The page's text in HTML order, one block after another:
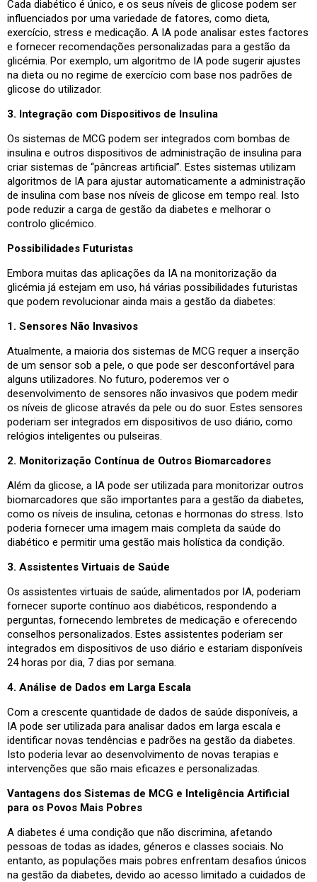
Cada diabético é único, e os seus níveis de glicose podem ser
influenciados por uma variedade de fatores, como dieta,
exercício, stress e medicação. A IA pode analisar estes factores
e fornecer recomendações personalizadas para a gestão da
glicémia. Por exemplo, um algoritmo de IA pode sugerir ajustes
na dieta ou no regime de exercício com base nos padrões de
glicose do utilizador.
3. Integração com Dispositivos de Insulina
Os sistemas de MCG podem ser integrados com bombas de
insulina e outros dispositivos de administração de insulina para
criar sistemas de “pâncreas artificial”. Estes sistemas utilizam
algoritmos de IA para ajustar automaticamente a administração
de insulina com base nos níveis de glicose em tempo real. Isto
pode reduzir a carga de gestão da diabetes e melhorar o
controlo glicémico.
Possibilidades Futuristas
Embora muitas das aplicações da IA na monitorização da
glicémia já estejam em uso, há várias possibilidades futuristas
que podem revolucionar ainda mais a gestão da diabetes:
1. Sensores Não Invasivos
Atualmente, a maioria dos sistemas de MCG requer a inserção
de um sensor sob a pele, o que pode ser desconfortável para
alguns utilizadores. No futuro, poderemos ver o
desenvolvimento de sensores não invasivos que podem medir
os níveis de glicose através da pele ou do suor. Estes sensores
poderiam ser integrados em dispositivos de uso diário, como
relógios inteligentes ou pulseiras.
2. Monitorização Contínua de Outros Biomarcadores
Além da glicose, a IA pode ser utilizada para monitorizar outros
biomarcadores que são importantes para a gestão da diabetes,
como os níveis de insulina, cetonas e hormonas do stress. Isto
poderia fornecer uma imagem mais completa da saúde do
diabético e permitir uma gestão mais holística da condição.
3. Assistentes Virtuais de Saúde
Os assistentes virtuais de saúde, alimentados por IA, poderiam
fornecer suporte contínuo aos diabéticos, respondendo a
perguntas, fornecendo lembretes de medicação e oferecendo
conselhos personalizados. Estes assistentes poderiam ser
integrados em dispositivos de uso diário e estariam disponíveis
24 horas por dia, 7 dias por semana.
4. Análise de Dados em Larga Escala
Com a crescente quantidade de dados de saúde disponíveis, a
IA pode ser utilizada para analisar dados em larga escala e
identificar novas tendências e padrões na gestão da diabetes.
Isto poderia levar ao desenvolvimento de novas terapias e
intervenções que são mais eficazes e personalizadas.
Vantagens dos Sistemas de MCG e Inteligência Artificial
para os Povos Mais Pobres
A diabetes é uma condição que não discrimina, afetando
pessoas de todas as idades, géneros e classes sociais. No
entanto, as populações mais pobres enfrentam desafios únicos
na gestão da diabetes, devido ao acesso limitado a cuidados de